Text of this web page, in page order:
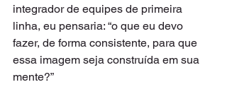
integrador de equipes de primeira
linha, eu pensaria: “o que eu devo
fazer, de forma consistente, para que
essa imagem seja construída em sua
mente?”